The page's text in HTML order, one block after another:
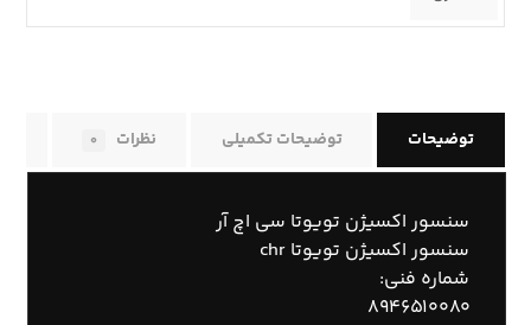
توضیحات توضیحات تکمیلی نظرات ۰
سنسور اکسیژن تویوتا سی اچ آر
سنسور اکسیژن تویوتا chr
شماره فنی:
۸۹۴۶۵۱۰۰۸۰